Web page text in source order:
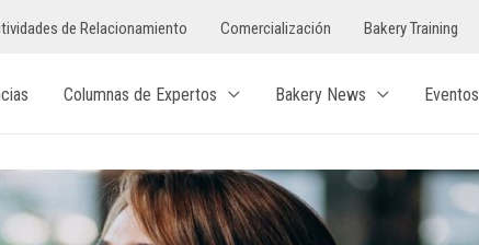
de Relacionamiento Comercialización Bakery Training
Columnas de Expertos Bakery News Eventos